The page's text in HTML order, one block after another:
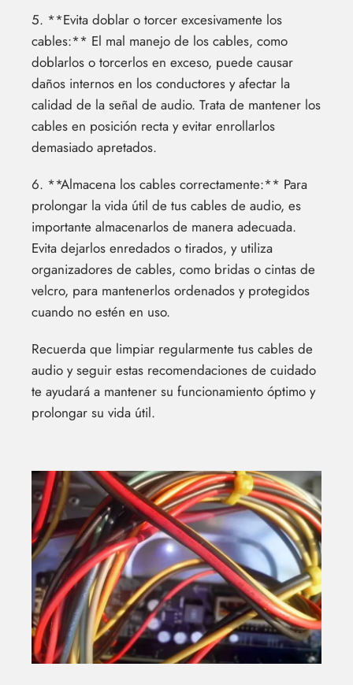
5. **Evita doblar o torcer excesivamente los
cables:** El mal manejo de los cables, como
doblarlos o torcerlos en exceso, puede causar
daños internos en los conductores y afectar la
calidad de la señal de audio. Trata de mantener los
cables en posición recta y evitar enrollarlos
demasiado apretados.
6. **Almacena los cables correctamente:** Para
prolongar la vida útil de tus cables de audio, es
importante almacenarlos de manera adecuada.
Evita dejarlos enredados o tirados, y utiliza
organizadores de cables, como bridas o cintas de
velcro, para mantenerlos ordenados y protegidos
cuando no estén en uso.
Recuerda que limpiar regularmente tus cables de
audio y seguir estas recomendaciones de cuidado
te ayudará a mantener su funcionamiento óptimo y
prolongar su vida útil.